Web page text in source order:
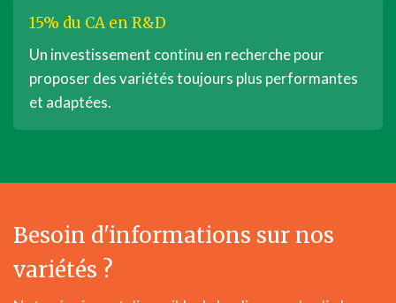
15% du CA en R&D
Un investissement continu en recherche pour
proposer des variétés toujours plus performantes
et adaptées.
Besoin d'informations sur nos
variétés ?